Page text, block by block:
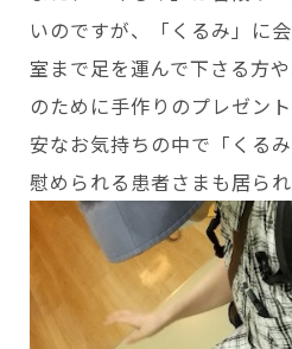
いのですが、「くるみ」に
室まで足を運んで下さる方
のために手作りのプレゼン
安なお気持ちの中で「くる
慰められる患者さまも居られ